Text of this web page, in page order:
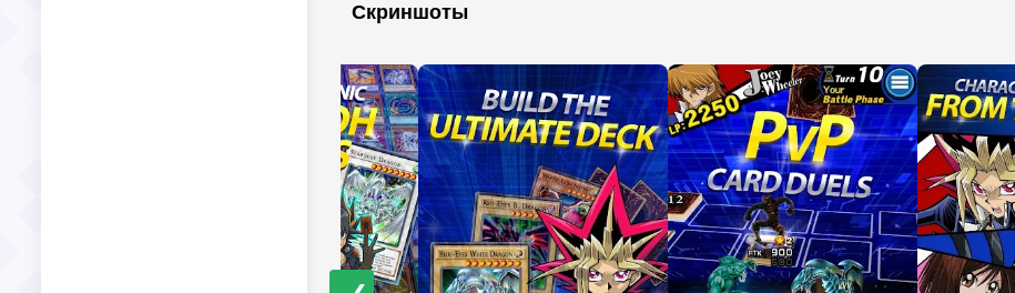
Скриншоты